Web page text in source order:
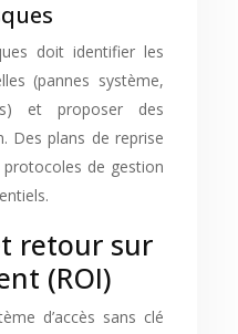
doit identifier les
(pannes système,
et proposer des
Des plans de reprise
protocoles de gestion
retour sur
(ROI)
d’accès sans clé